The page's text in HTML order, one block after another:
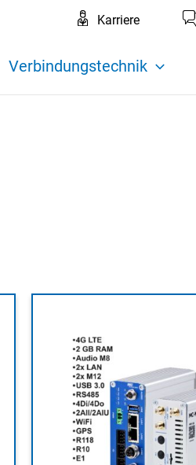
Karriere
Verbindungstechnik